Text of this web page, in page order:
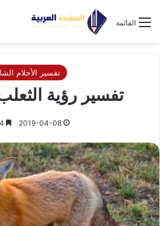
القائمة
تفسير الأحلام
تفسير رؤية
2019-04-08